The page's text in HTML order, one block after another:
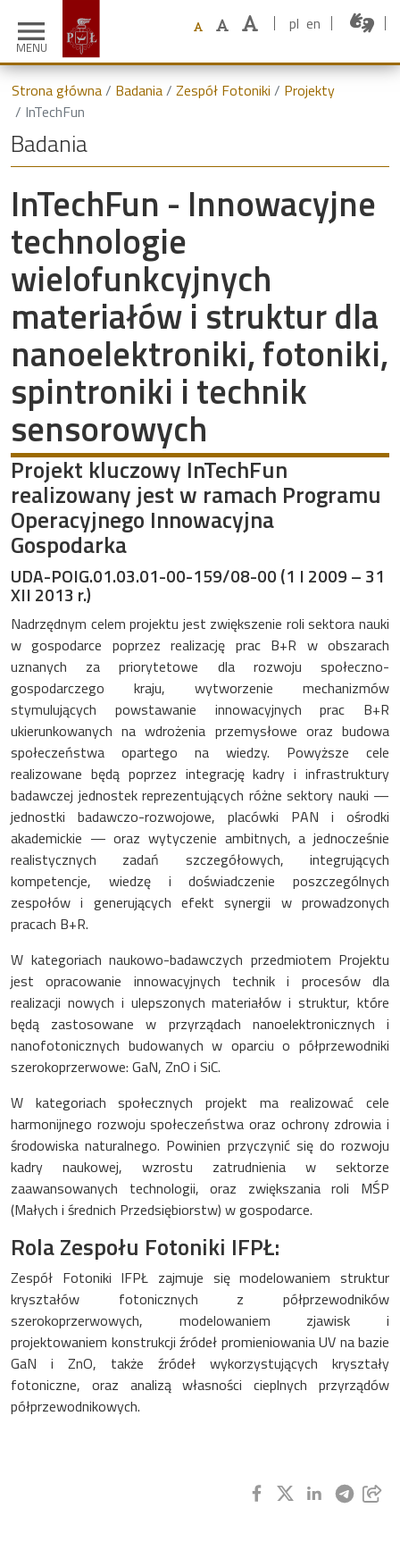
menu
MENU
pl en
Strona główna Badania Zespół Fotoniki
Projekty
InTechFun
Badania
InTechFun - Innowacyjne
technologie
wielofunkcyjnych
materiałów i struktur dla
nanoelektroniki, fotoniki,
spintroniki i technik
sensorowych
Projekt kluczowy InTechFun
realizowany jest w ramach Programu
Operacyjnego Innowacyjna
Gospodarka
UDA-POIG.01.03.01-00-159/08-00 (1 I 2009 – 31
XII 2013 r.)
Nadrzędnym celem projektu jest zwiększenie roli sektora nauki
w gospodarce poprzez realizację prac B+R w obszarach
uznanych za priorytetowe dla rozwoju społeczno-
gospodarczego kraju, wytworzenie mechanizmów
stymulujących powstawanie innowacyjnych prac B+R
ukierunkowanych na wdrożenia przemysłowe oraz budowa
społeczeństwa opartego na wiedzy. Powyższe cele
realizowane będą poprzez integrację kadry i infrastruktury
badawczej jednostek reprezentujących różne sektory nauki —
jednostki badawczo-rozwojowe, placówki PAN i ośrodki
akademickie — oraz wytyczenie ambitnych, a jednocześnie
realistycznych zadań szczegółowych, integrujących
kompetencje, wiedzę i doświadczenie poszczególnych
zespołów i generujących efekt synergii w prowadzonych
pracach B+R.
W kategoriach naukowo-badawczych przedmiotem Projektu
jest opracowanie innowacyjnych technik i procesów dla
realizacji nowych i ulepszonych materiałów i struktur, które
będą zastosowane w przyrządach nanoelektronicznych i
nanofotonicznych budowanych w oparciu o półprzewodniki
szerokoprzerwowe: GaN, ZnO i SiC.
W kategoriach społecznych projekt ma realizować cele
harmonijnego rozwoju społeczeństwa oraz ochrony zdrowia i
środowiska naturalnego. Powinien przyczynić się do rozwoju
kadry naukowej, wzrostu zatrudnienia w sektorze
zaawansowanych technologii, oraz zwiększania roli MŚP
(Małych i średnich Przedsiębiorstw) w gospodarce.
Rola Zespołu Fotoniki IFPŁ:
Zespół Fotoniki IFPŁ zajmuje się modelowaniem struktur
kryształów fotonicznych z półprzewodników
szerokoprzerwowych, modelowaniem zjawisk i
projektowaniem konstrukcji źródeł promieniowania UV na bazie
GaN i ZnO, także źródeł wykorzystujących kryształy
fotoniczne, oraz analizą własności cieplnych przyrządów
półprzewodnikowych.